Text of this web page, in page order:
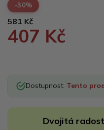
-30%
581 Kč
407 Kč
Dostupnost: Tento
Dvojitá